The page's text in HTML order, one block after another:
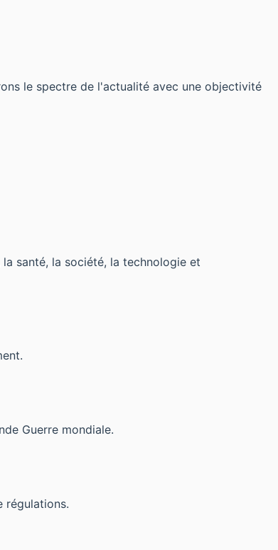
le spectre de l'actualité avec une objectivité
santé, la société, la technologie et
Guerre mondiale.
régulations.